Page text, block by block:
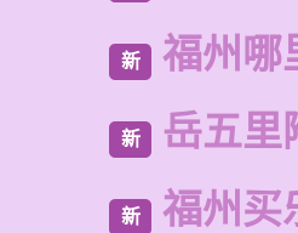
新 福州哪
新 岳五里
新 福州买